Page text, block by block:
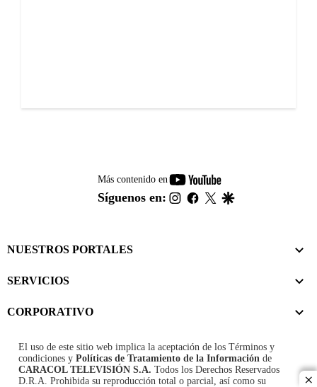
Más contenido en
youtube-
footer
Síguenos en: instagram
facebook
twitter
NUESTROS PORTALES
SERVICIOS
CORPORATIVO
El uso de este sitio web implica la aceptación de los Términos y
condiciones y Políticas de Tratamiento de la Información de
CARACOL TELEVISIÓN S.A. Todos los Derechos Reservados
D.R.A. Prohibida su reproducción total o parcial, así como su